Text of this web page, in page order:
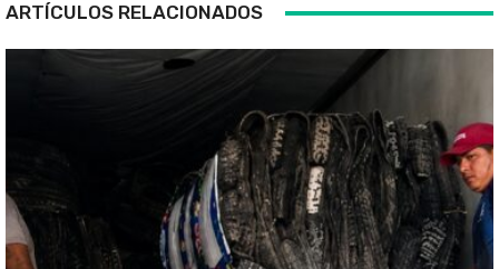
ARTÍCULOS RELACIONADOS